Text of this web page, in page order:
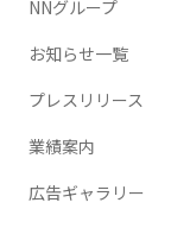
NNグループ
お知らせ一覧
プレスリリース
業績案内
広告ギャラリー